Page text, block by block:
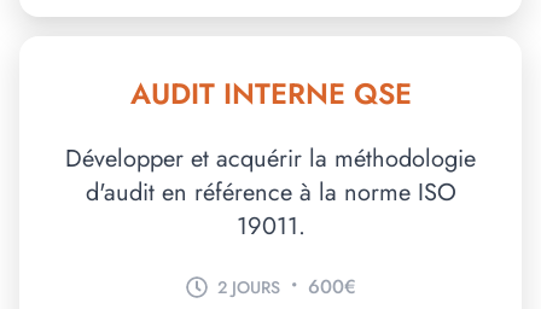
AUDIT INTERNE QSE
Développer et acquérir la méthodologie
d'audit en référence à la norme ISO
19011.
2 JOURS • 600€